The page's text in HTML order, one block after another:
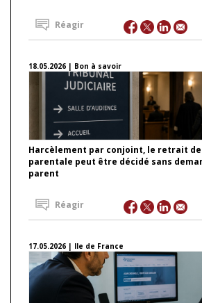
Réagir
18.05.2026 | Bon à savoir
Harcèlement par conjoint, le retrait
parentale peut être décidé sans
parent
Réagir
17.05.2026 | Ile de France